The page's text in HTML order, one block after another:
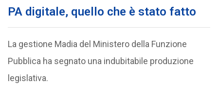
PA digitale, quello che è stato fatto
La gestione Madia del Ministero della Funzione
Pubblica ha segnato una indubitabile produzione
legislativa.